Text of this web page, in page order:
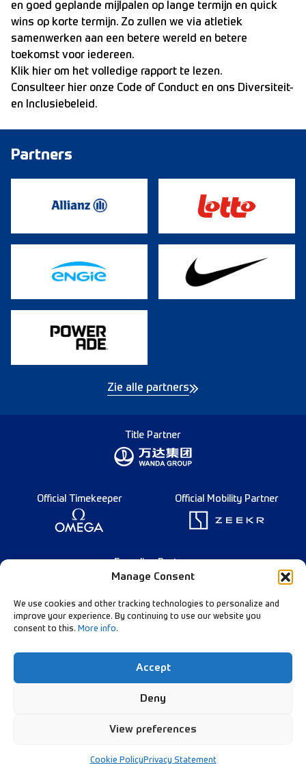
Manage Consent
We use cookies and other tracking technologies to personalize and
improve your experience. By continuing to use our website you
consent to this. More info.
Accept
Deny
View preferences
Cookie Policy Privacy Statement
en goed geplande mijlpalen op lange termijn en quick
wins op korte termijn. Zo zullen we via atletiek
samenwerken aan een betere wereld en betere
toekomst voor iedereen.
Klik hier om het volledige rapport te lezen.
Consulteer hier onze Code of Conduct en ons Diversiteit-
en Inclusiebeleid.
Partners
Zie alle partners
Title Partner
Official Timekeeper Official Mobility Partner
© Diamond League AG - 2026
Follow Our Channels:
Data Privacy